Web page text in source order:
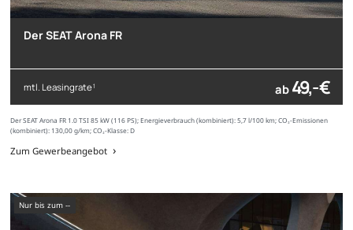
Der SEAT Arona FR
mtl. Leasingrate1 ab 49,- €
Der SEAT Arona FR 1.0 TSI 85 kW (116 PS); Energieverbrauch (kombiniert): 5,7 l/100 km; CO₂-Emissionen
(kombiniert): 130,00 g/km; CO₂-Klasse: D
Zum Gewerbeangebot
nur bis zum --